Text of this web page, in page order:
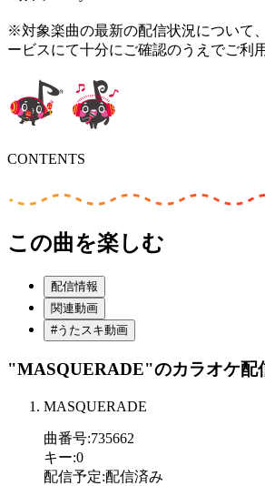
※対象楽曲の最新の配信状況について
ービスにて十分にご確認のうえでご利
CONTENTS
この曲を楽しむ
配信情報
関連動画
#うたスキ動画
"MASQUERADE"のカラオケ配
MASQUERADE
曲番号:735662
キー:0
配信予定:配信済み